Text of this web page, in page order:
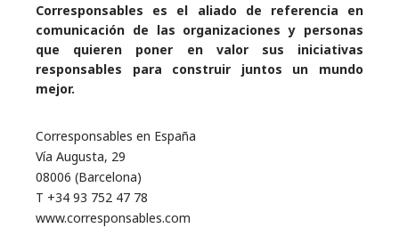
Corresponsables es el aliado de referencia en
comunicación de las organizaciones y personas
que quieren poner en valor sus iniciativas
responsables para construir juntos un mundo
mejor.
Corresponsables en España
Vía Augusta, 29
08006 (Barcelona)
T +34 93 752 47 78
www.corresponsables.com